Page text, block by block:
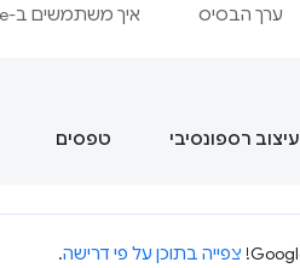
ערך הבסיס איך משתמשים ב-Baseline
עיצוב רספונסיבי טפסים
צפייה בתוכן על פי דרישה.